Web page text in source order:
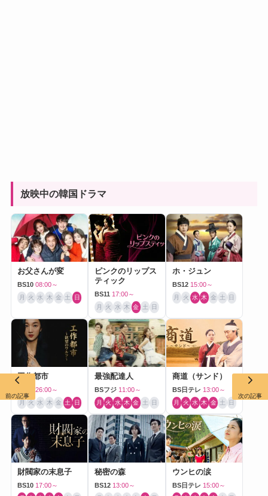
放映中の韓国ドラマ
お父さんが変
BS10 08:00～
月 火 水 木 金 土 日
ピンクのリップス
ティック
BS11 17:00～
月 火 水 木 金 土 日
ホ・ジュン
BS12 15:00～
月 火 水 木 金 土 日
工作都市
26:00～
月 火 水 木 金 土 日
最強配達人
BSフジ 11:00～
月 火 水 木 金 土 日
商道（サンド）
BS日テレ 13:00～
月 火 水 木 金 土 日
財閥家の末息子
BS10 17:00～
秘密の森
BS12 13:00～
ウンヒの涙
BS日テレ 15:00～
前の記事 次の記事